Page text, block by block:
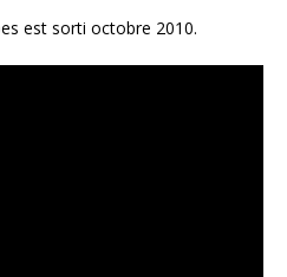
est sorti octobre 2010.